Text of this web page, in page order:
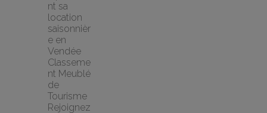
nt sa
location
saisonnièr
e en
Vendée
Classeme
nt Meublé
de
Tourisme
Rejoignez